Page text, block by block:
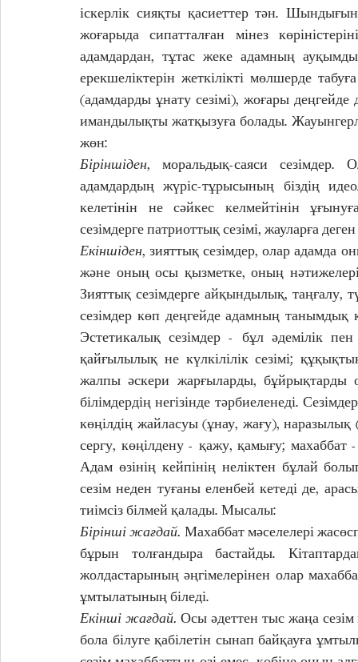
іскерлік сияқты қасиеттер тән.
жоғарыда сипатталған мінез
адамдардан, тұтас жеке адамның
ерекшеліктерін жеткілікті мөлшерде
(адамдарды ұнату сезімі), жоғары деңгейде
имандылықты жатқызуға болады.
жөн:
Біріншіден, моральдық-саяси
адамдардың жүріс-тұрысының біздің
келетінін не сәйкес келмейтінін
сезімдерге патриоттық сезімі, жауларға
Екіншіден, зияттық сезімдер, олар адамда
және оның осы қызметке, оның
Зияттық сезімдерге айқындылық, таңғалу,
сезімдер көп деңгейде адамның
Эстетикалық сезімдер - бұл әдемілік
қайғылылық не күлкілілік сезімі;
жалпы әскери жарғыларды, бұйрықтарды
білімдердің негізінде тәрбиеленеді.
көңілдің жайласуы (ұнау, жағу),
сергу, көңілдену - қажу, қамығу;
Адам өзінің кейпінің неліктен бұлай
сезім неден туғаны еленбей кетеді де,
тиімсіз білмей қалады. Мысалы:
Бірінші жағдай. Махаббат мәселелері
бұрын толғандыра бастайды.
жолдастарының әңгімелерінен олар
ұмтылатының біледі.
Екінші жағдай. Осы әдеттен тыс жаңа сезім
бола білуге қабілетін сынап байқауға